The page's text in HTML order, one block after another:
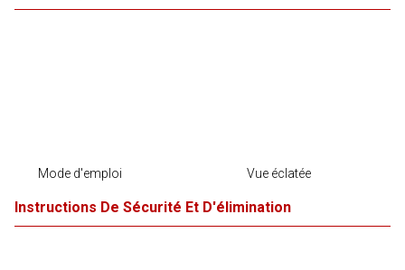
Mode d'emploi Vue éclatée
Instructions De Sécurité Et D'élimination